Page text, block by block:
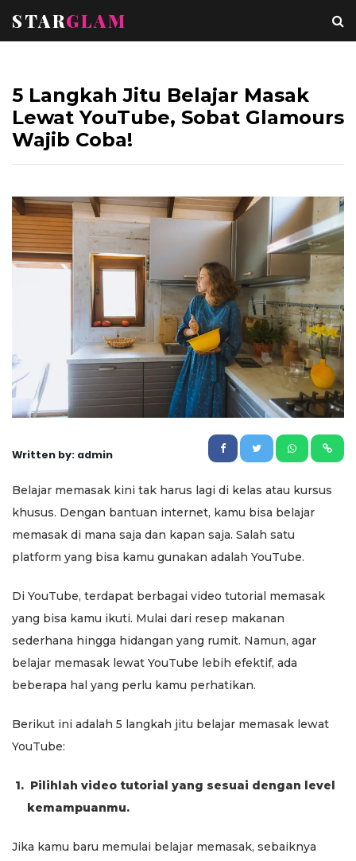
STARGLAM
5 Langkah Jitu Belajar Masak
Lewat YouTube, Sobat Glamours
Wajib Coba!
Written by: admin
Belajar memasak kini tak harus lagi di kelas atau kursus
khusus. Dengan bantuan internet, kamu bisa belajar
memasak di mana saja dan kapan saja. Salah satu
platform yang bisa kamu gunakan adalah YouTube.
Di YouTube, terdapat berbagai video tutorial memasak
yang bisa kamu ikuti. Mulai dari resep makanan
sederhana hingga hidangan yang rumit. Namun, agar
belajar memasak lewat YouTube lebih efektif, ada
beberapa hal yang perlu kamu perhatikan.
Berikut ini adalah 5 langkah jitu belajar memasak lewat
YouTube:
1. Pilihlah video tutorial yang sesuai dengan level
kemampuanmu.
Jika kamu baru memulai belajar memasak, sebaiknya